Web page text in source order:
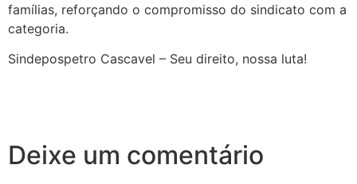
famílias, reforçando o compromisso do sindicato com a
categoria.
Sindepospetro Cascavel – Seu direito, nossa luta!
Deixe um comentário